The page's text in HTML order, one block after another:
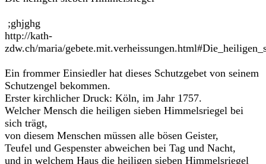
;ghjghg
http://kath-
zdw.ch/maria/
Ein frommer Einsiedler hat dieses Schutzgebet von seinem
Schutzengel bekommen.
Erster kirchlicher Druck: Köln, im Jahr 1757.
Welcher Mensch die heiligen sieben Himmelsriegel bei
sich trägt,
von diesem Menschen müssen alle bösen Geister,
Teufel und Gespenster abweichen bei Tag und Nacht,
und in welchem Haus die heiligen sieben Himmelsriegel